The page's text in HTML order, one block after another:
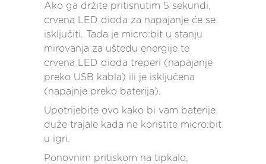
Ako ga držite pritisnutim 5 sekundi,
crvena LED dioda za napajanje će se
isključiti. Tada je micro:bit u stanju
mirovanja za uštedu energije te
crvena LED dioda treperi (napajanje
preko USB kabla) ili je isključena
(napajnje preko baterija).
Upotrijebite ovo kako bi vam baterije
duže trajale kada ne koristite micro:bit
u igri.
Ponovnim pritiskom na tipkalo,